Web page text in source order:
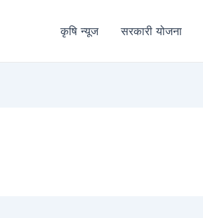
कृषि न्यूज सरकारी योजना